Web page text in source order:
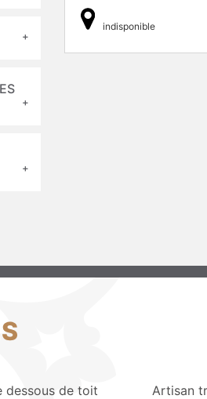
indisponible
dessous de toit
Artisan